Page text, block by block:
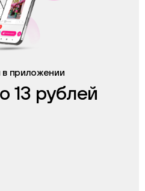
в приложении
13 рублей